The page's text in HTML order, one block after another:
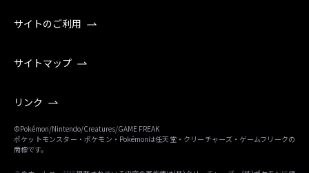
サイトのご利用
サイトマップ
リンク
©Pokémon/Nintendo/Creatures/GAME FREAK
ポケットモンスター・ポケモン・Pokémonは任天堂・クリーチャーズ・ゲームフリークの
商標です。